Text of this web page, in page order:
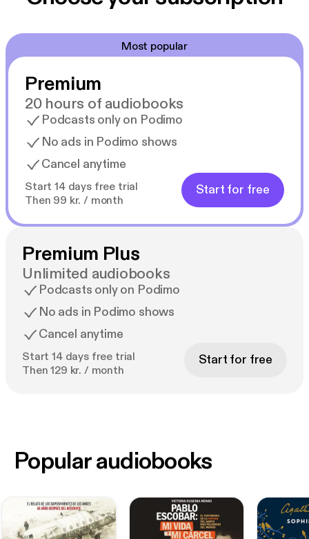
Most popular
Premium
20 hours of audiobooks
Podcasts only on Podimo
No ads in Podimo shows
Cancel anytime
Start 14 days free trial
Then 99 kr. / month
Start for free
Premium Plus
Unlimited audiobooks
Podcasts only on Podimo
No ads in Podimo shows
Cancel anytime
Start 14 days free trial
Then 129 kr. / month
Start for free
Popular audiobooks